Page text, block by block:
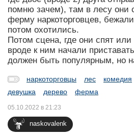
помню зачем), там в лесу они
ферму наркоторговцев,
потом охотились.
Потом сцена, где они спят
вроде к ним начали
должен быть популярным, но
наркоторговцы лес комедия
девушка
дерево ферма
naskovalenk
05.10.2022 в 21:23